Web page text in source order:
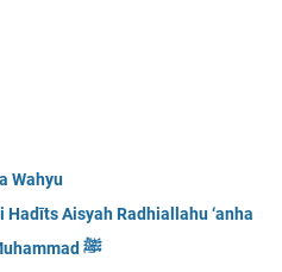
Wahyu
Hadīts Aisyah Radhiallahu ‘anha
Halaqah – 15 Kenabian Muhammad ﷺ